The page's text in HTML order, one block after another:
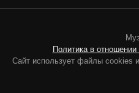
Политика в
Сайт использует файлы cookies